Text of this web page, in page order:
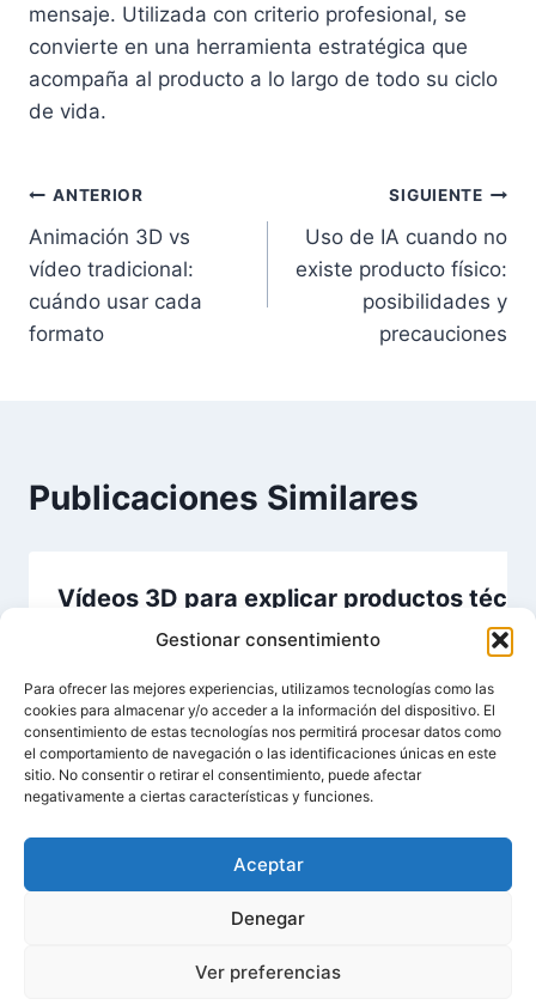
Gestionar consentimiento
Para ofrecer las mejores experiencias, utilizamos tecnologías como las
cookies para almacenar y/o acceder a la información del dispositivo. El
consentimiento de estas tecnologías nos permitirá procesar datos como
el comportamiento de navegación o las identificaciones únicas en este
sitio. No consentir o retirar el consentimiento, puede afectar
negativamente a ciertas características y funciones.
Aceptar
Denegar
Ver preferencias
mensaje. Utilizada con criterio profesional, se
convierte en una herramienta estratégica que
acompaña al producto a lo largo de todo su ciclo
de vida.
Navegación
de
entradas
ANTERIOR
Animación 3D vs
vídeo tradicional:
cuándo usar cada
formato
SIGUIENTE
Uso de IA cuando no
existe producto físico:
posibilidades y
precauciones
Publicaciones Similares
Vídeos 3D para explicar productos
27/01/2026
Política de Cookies
© 2026 Mimetry